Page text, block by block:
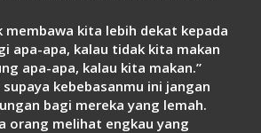
membawa kita lebih dekat kepada
apa-apa, kalau tidak kita makan
apa-apa, kalau kita makan.”
kebebasanmu ini jangan
bagi mereka yang lemah.
orang melihat engkau yang